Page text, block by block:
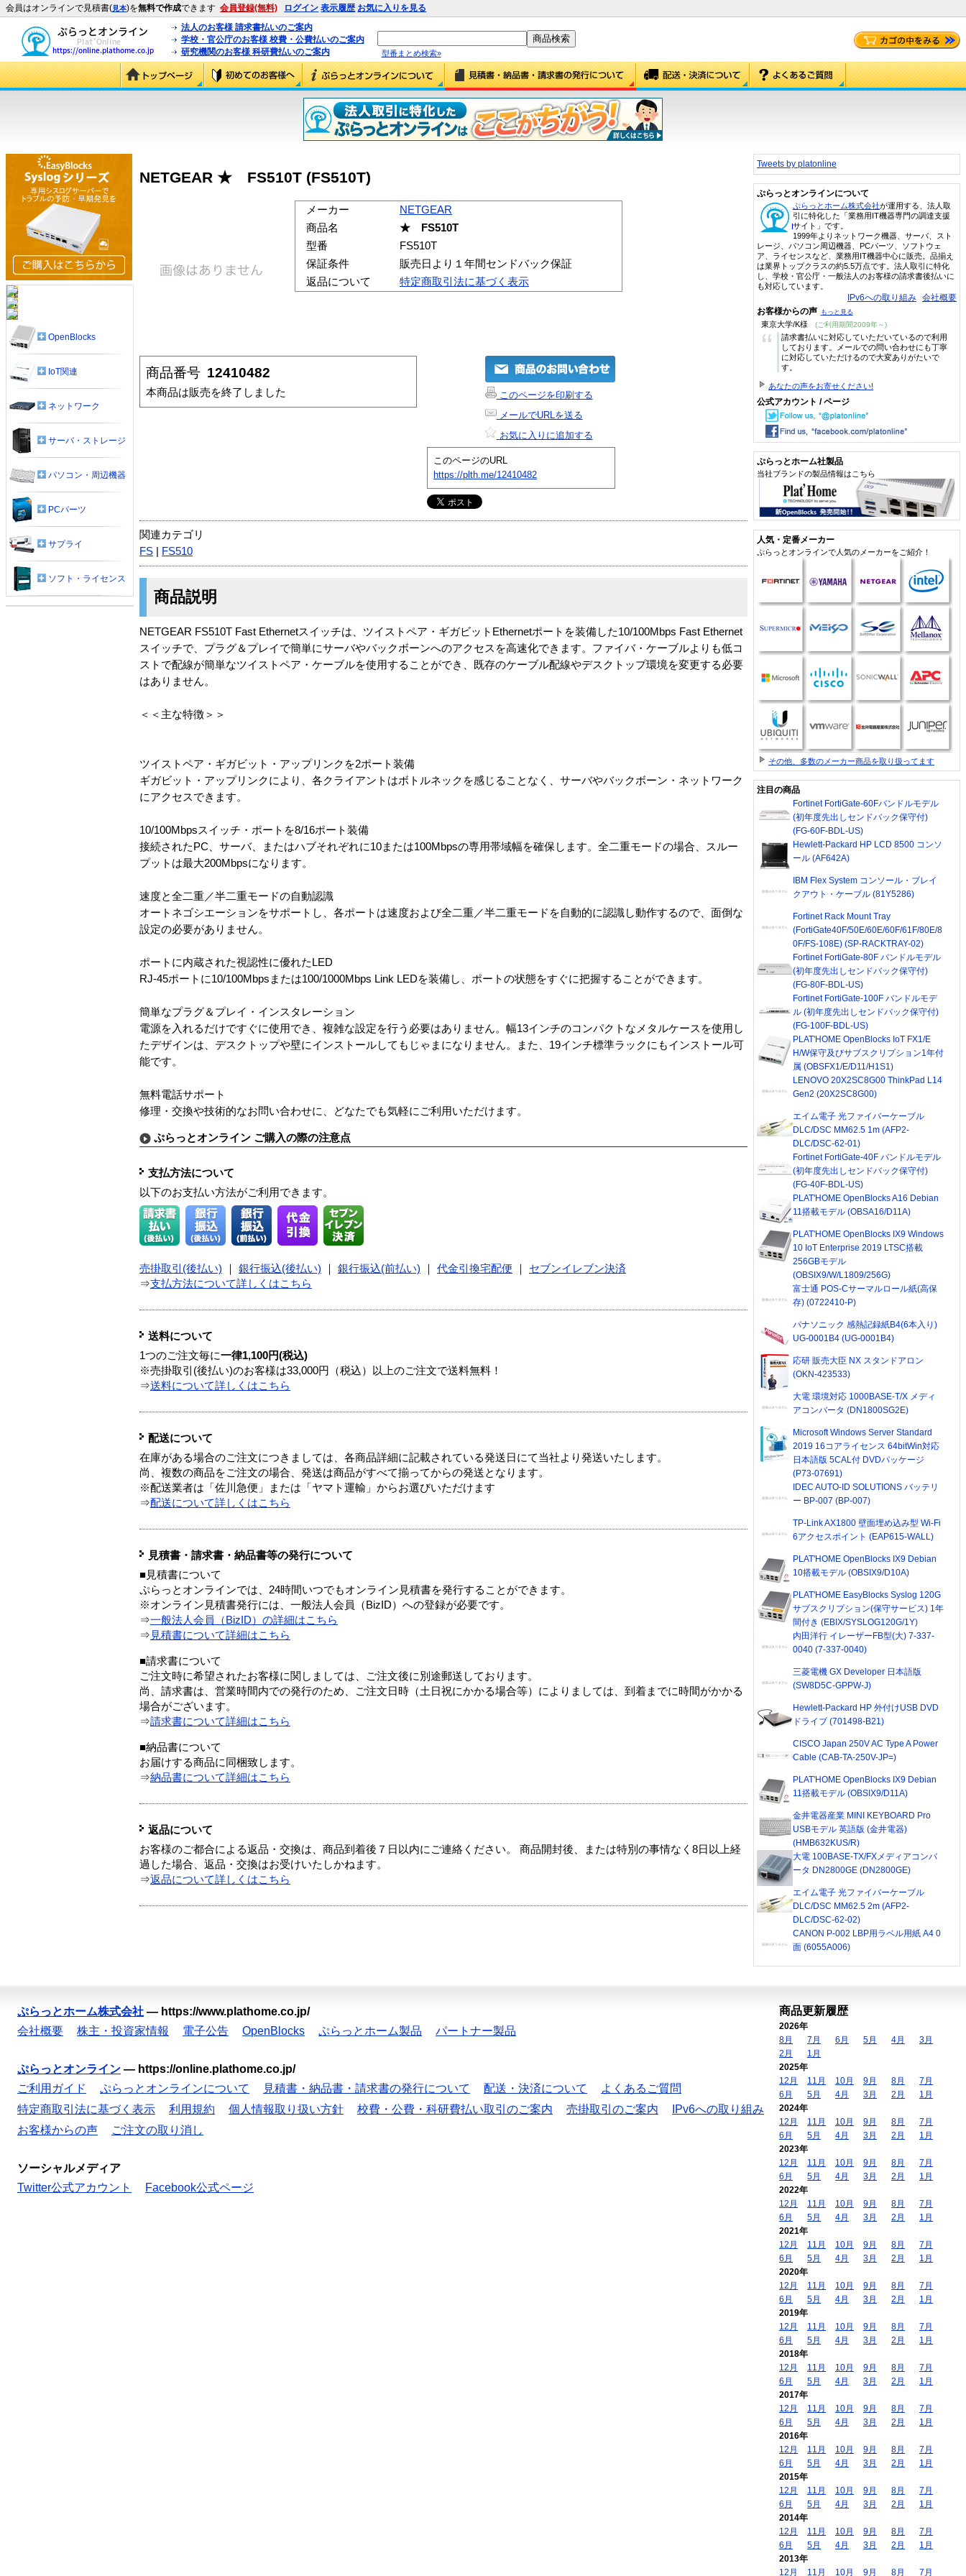
会員はオンラインで見積書(見本)を無料で作成できます 会員登録(無料) ログイン 表示履歴 お気に入りを見る
法人のお客様 請求書払いのご案内
学校・官公庁のお客様 校費・公費払いのご案内
研究機関のお客様 科研費払いのご案内
型番まとめ検索»
NETGEAR ★ FS510T (FS510T)
メーカー
NETGEAR
商品名
★ FS510T
型番
FS510T
保証条件
販売日より１年間センドバック保証
返品について
特定商取引法に基づく表示
商品番号 12410482
本商品は販売を終了しました
このページを印刷する
メールでURLを送る
お気に入りに追加する
このページのURL
https://plth.me/12410482
関連カテゴリ
FS
FS510
商品説明
NETGEAR FS510T Fast Ethernetスイッチは、ツイストペア・ギガビットEthernetポートを装備した10/100Mbps Fast Ethernet
スイッチで、プラグ＆プレイで簡単にサーバやバックボーンへのアクセスを高速化できます。ファイバ・ケーブルよりも低コ
ストで配線が簡単なツイストペア・ケーブルを使用することができ、既存のケーブル配線やデスクトップ環境を変更する必要
はありません。
＜＜主な特徴＞＞
ツイストペア・ギガビット・アップリンクを2ポート装備
ギガビット・アップリンクにより、各クライアントはボトルネックを感じることなく、サーバやバックボーン・ネットワーク
にアクセスできます。
10/100Mbpsスイッチ・ポートを8/16ポート装備
接続されたPC、サーバ、またはハブそれぞれに10または100Mbpsの専用帯域幅を確保します。全二重モードの場合、スルー
プットは最大200Mbpsになります。
速度と全二重／半二重モードの自動認識
オートネゴシエーションをサポートし、各ポートは速度および全二重／半二重モードを自動的に認識し動作するので、面倒な
設定の必要がありません。
ポートに内蔵された視認性に優れたLED
RJ-45ポートに10/100Mbpsまたは100/1000Mbps Link LEDを装備し、ポートの状態をすぐに把握することができます。
簡単なプラグ＆プレイ・インスタレーション
電源を入れるだけですぐに使用でき、複雑な設定を行う必要はありません。幅13インチのコンパクトなメタルケースを使用し
たデザインは、デスクトップや壁にインストールしてもじゃまになりません。また、19インチ標準ラックにもインストール可
能です。
無料電話サポート
修理・交換や技術的なお問い合わせに、どなたでも気軽にご利用いただけます。
ぷらっとオンライン ご購入の際の注意点
支払方法について
以下のお支払い方法がご利用できます。
売掛取引(後払い) 銀行振込(後払い) 銀行振込(前払い) 代金引換宅配便
セブンイレブン決済
⇒支払方法について詳しくはこちら
送料について
1つのご注文毎に一律1,100円(税込)
※売掛取引(後払い)のお客様は33,000円（税込）以上のご注文で送料無料！
⇒送料について詳しくはこちら
配送について
在庫がある場合のご注文につきましては、各商品詳細に記載されている発送日にて当社より発送いたします。
尚、複数の商品をご注文の場合、発送は商品がすべて揃ってからの発送となります。
※配送業者は「佐川急便」または「ヤマト運輸」からお選びいただけます
⇒配送について詳しくはこちら
見積書・請求書・納品書等の発行について
■見積書について
ぷらっとオンラインでは、24時間いつでもオンライン見積書を発行することができます。
※オンライン見積書発行には、一般法人会員（BizID）への登録が必要です。
⇒一般法人会員（BizID）の詳細はこちら
⇒ 見積書について詳細はこちら
■請求書について
ご注文時に希望されたお客様に関しましては、ご注文後に別途郵送しております。
尚、請求書は、営業時間内での発行のため、ご注文日時（土日祝にかかる場合等）によりましては、到着までに時間がかかる
場合がございます。
⇒請求書について詳細はこちら
■納品書について
お届けする商品に同梱致します。
⇒納品書について詳細はこちら
返品について
お客様のご都合による返品・交換は、商品到着後７日以内にご連絡ください。 商品開封後、または特別の事情なく8日以上経
過した場合、返品・交換はお受けいたしかねます。
⇒返品について詳しくはこちら
OpenBlocks
IoT関連
ネットワーク
サーバ・ストレージ
パソコン・周辺機器
PCパーツ
サプライ
ソフト・ライセンス
Tweets by platonline
ぷらっとオンラインについて
ぷらっとホーム株式会社が運用する、法人取
引に特化した「業務用IT機器専門の調達支援
サイト」です。
1999年よりネットワーク機器、サーバ、スト
レージ、パソコン周辺機器、PCパーツ、ソフトウェ
ア、ライセンスなど、業務用IT機器中心に販売。品揃え
は業界トップクラスの約5.5万点です。法人取引に特化
し、学校・官公庁・一般法人のお客様の請求書後払いに
も対応しています。
IPv6への取り組み 会社概要
お客様からの声 もっと見る
東京大学/K様 (ご利用期間2009年～)
“
請求書払いに対応していただいているので利用
しております。メールでの問い合わせにも丁寧
に対応していただけるので大変ありがたいで
す。
あなたの声をお寄せください!
公式アカウント / ページ
ぷらっとホーム社製品
当社ブランドの製品情報はこちら
人気・定番メーカー
ぷらっとオンラインで人気のメーカーをご紹介！
その他、多数のメーカー商品を取り扱ってます
注目の商品
Fortinet FortiGate-60Fバンドルモデル
(初年度先出しセンドバック保守付)
(FG-60F-BDL-US)
Hewlett-Packard HP LCD 8500 コンソ
ール (AF642A)
IBM Flex System コンソール・ブレイ
クアウト・ケーブル (81Y5286)
Fortinet Rack Mount Tray
(FortiGate40F/50E/60E/60F/61F/80E/8
0F/FS-108E) (SP-RACKTRAY-02)
Fortinet FortiGate-80F バンドルモデル
(初年度先出しセンドバック保守付)
(FG-80F-BDL-US)
Fortinet FortiGate-100F バンドルモデ
ル (初年度先出しセンドバック保守付)
(FG-100F-BDL-US)
PLAT'HOME OpenBlocks IoT FX1/E
H/W保守及びサブスクリプション1年付
属 (OBSFX1/E/D11/H1S1)
LENOVO 20X2SC8G00 ThinkPad L14
Gen2 (20X2SC8G00)
エイム電子 光ファイバーケーブル
DLC/DSC MM62.5 1m (AFP2-
DLC/DSC-62-01)
Fortinet FortiGate-40F バンドルモデル
(初年度先出しセンドバック保守付)
(FG-40F-BDL-US)
PLAT'HOME OpenBlocks A16 Debian
11搭載モデル (OBSA16/D11A)
PLAT'HOME OpenBlocks IX9 Windows
10 IoT Enterprise 2019 LTSC搭載
256GBモデル
(OBSIX9/W/L1809/256G)
富士通 POS-Cサーマルロール紙(高保
存) (0722410-P)
パナソニック 感熱記録紙B4(6本入り)
UG-0001B4 (UG-0001B4)
応研 販売大臣 NX スタンドアロン
(OKN-423533)
大電 環境対応 1000BASE-T/X メディ
アコンバータ (DN1800SG2E)
Microsoft Windows Server Standard
2019 16コアライセンス 64bitWin対応
日本語版 5CAL付 DVDパッケージ
(P73-07691)
IDEC AUTO-ID SOLUTIONS バッテリ
ー BP-007 (BP-007)
TP-Link AX1800 壁面埋め込み型 Wi-Fi
6アクセスポイント (EAP615-WALL)
PLAT'HOME OpenBlocks IX9 Debian
10搭載モデル (OBSIX9/D10A)
PLAT'HOME EasyBlocks Syslog 120G
サブスクリプション(保守サービス) 1年
間付き (EBIX/SYSLOG120G/1Y)
内田洋行 イレーザーFB型(大) 7-337-
0040 (7-337-0040)
三菱電機 GX Developer 日本語版
(SW8D5C-GPPW-J)
Hewlett-Packard HP 外付けUSB DVD
ドライブ (701498-B21)
CISCO Japan 250V AC Type A Power
Cable (CAB-TA-250V-JP=)
PLAT'HOME OpenBlocks IX9 Debian
11搭載モデル (OBSIX9/D11A)
金井電器産業 MINI KEYBOARD Pro
USBモデル 英語版 (金井電器)
(HMB632KUS/R)
大電 100BASE-TX/FXメディアコンバ
ータ DN2800GE (DN2800GE)
エイム電子 光ファイバーケーブル
DLC/DSC MM62.5 2m (AFP2-
DLC/DSC-62-02)
CANON P-002 LBP用ラベル用紙 A4 0
面 (6055A006)
ぷらっとホーム株式会社 — https://www.plathome.co.jp/
会社概要
株主・投資家情報 電子公告 OpenBlocks ぷらっとホーム製品 パートナー製品
ぷらっとオンライン — https://online.plathome.co.jp/
ご利用ガイド
ぷらっとオンラインについて 見積書・納品書・請求書の発行について 配送・決済について
よくあるご質問
特定商取引法に基づく表示
利用規約 個人情報取り扱い方針 校費・公費・科研費払い取引のご案内 売掛取引のご案内
IPv6への取り組み
お客様からの声
ご注文の取り消し
ソーシャルメディア
Twitter公式アカウント
Facebook公式ページ
商品更新履歴
2026年
8月
7月 6月 5月 4月
3月
2月
1月
2025年
12月
11月 10月 9月 8月
7月
6月
5月 4月 3月 2月
1月
2024年
12月
11月 10月 9月 8月
7月
6月
5月 4月 3月 2月
1月
2023年
12月
11月 10月 9月 8月
7月
6月
5月 4月 3月 2月
1月
2022年
12月
11月 10月 9月 8月
7月
6月
5月 4月 3月 2月
1月
2021年
12月
11月 10月 9月 8月
7月
6月
5月 4月 3月 2月
1月
2020年
12月
11月 10月 9月 8月
7月
6月
5月 4月 3月 2月
1月
2019年
12月
11月 10月 9月 8月
7月
6月
5月 4月 3月 2月
1月
2018年
12月
11月 10月 9月 8月
7月
6月
5月 4月 3月 2月
1月
2017年
12月
11月 10月 9月 8月
7月
6月
5月 4月 3月 2月
1月
2016年
12月
11月 10月 9月 8月
7月
6月
5月 4月 3月 2月
1月
2015年
12月
11月 10月 9月 8月
7月
6月
5月 4月 3月 2月
1月
2014年
12月
11月 10月 9月 8月
7月
6月
5月 4月 3月 2月
1月
2013年
12月
11月 10月 9月 8月 7月